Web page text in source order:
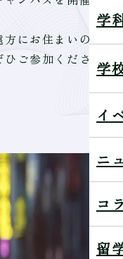
学
学
イ
ニ
コ
留
にお住まいの
ご参加くださ